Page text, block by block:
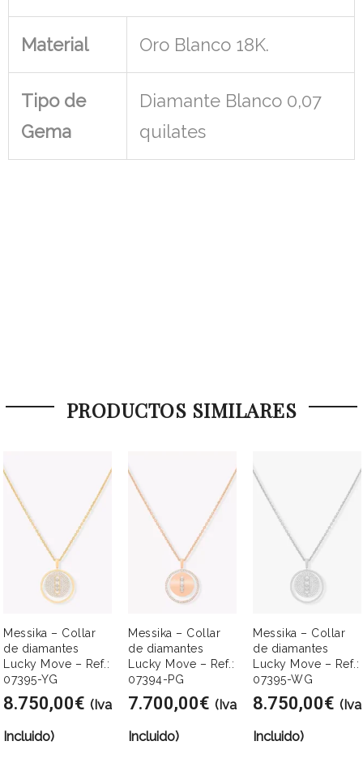
Material Oro Blanco 18K.
Tipo de
Gema
Diamante Blanco 0,07
quilates
PRODUCTOS SIMILARES
Messika – Collar
de diamantes
Lucky Move – Ref.:
07395-YG
8.750,00€ (Iva
Incluido)
Messika – Collar
de diamantes
Lucky Move – Ref.:
07394-PG
7.700,00€ (Iva
Incluido)
Messika – Collar
de diamantes
Lucky Move – Ref.:
07395-WG
8.750,00€ (Iva
Incluido)